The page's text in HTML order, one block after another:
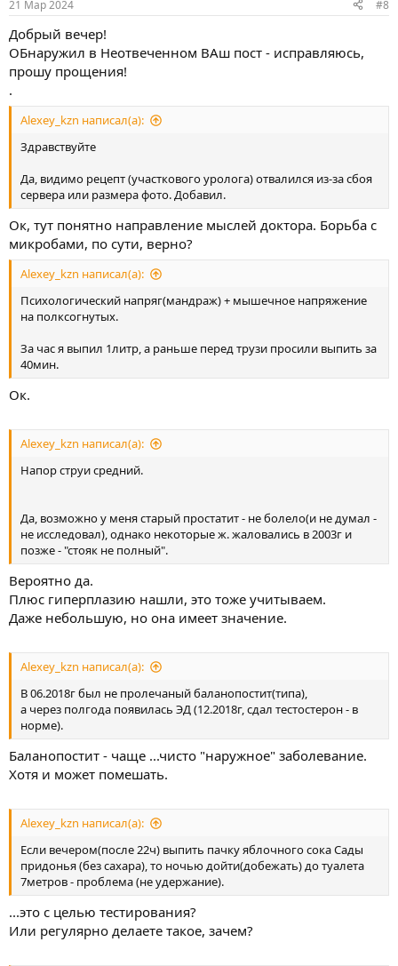
21 Мар 2024 #8
Добрый вечер!
ОБнаружил в Неотвеченном ВАш пост - исправляюсь,
прошу прощения!
.
Alexey_kzn написал(а):
Здравствуйте
Да, видимо рецепт (участкового уролога) отвалился из-за сбоя
сервера или размера фото. Добавил.
Ок, тут понятно направление мыслей доктора. Борьба с
микробами, по сути, верно?
Alexey_kzn написал(а):
Психологический напряг(мандраж) + мышечное напряжение
на полксогнутых.
За час я выпил 1литр, а раньше перед трузи просили выпить за
40мин.
Ок.
Alexey_kzn написал(а):
Напор струи средний.
Да, возможно у меня старый простатит - не болело(и не думал -
не исследовал), однако некоторые ж. жаловались в 2003г и
позже - "стояк не полный".
Вероятно да.
Плюс гиперплазию нашли, это тоже учитываем.
Даже небольшую, но она имеет значение.
Alexey_kzn написал(а):
В 06.2018г был не пролечаный баланопостит(типа),
а через полгода появилась ЭД (12.2018г, сдал тестостерон - в
норме).
Баланопостит - чаще ...чисто "наружное" заболевание.
Хотя и может помешать.
Alexey_kzn написал(а):
Если вечером(после 22ч) выпить пачку яблочного сока Сады
придонья (без сахара), то ночью дойти(добежать) до туалета
7метров - проблема (не удержание).
...это с целью тестирования?
Или регулярно делаете такое, зачем?